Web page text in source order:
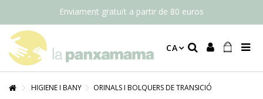
Enviament gratuït a partir de 80 euros
CA
HIGIENE I BANY ORINALS I BOLQUERS DE TRANSICIÓ